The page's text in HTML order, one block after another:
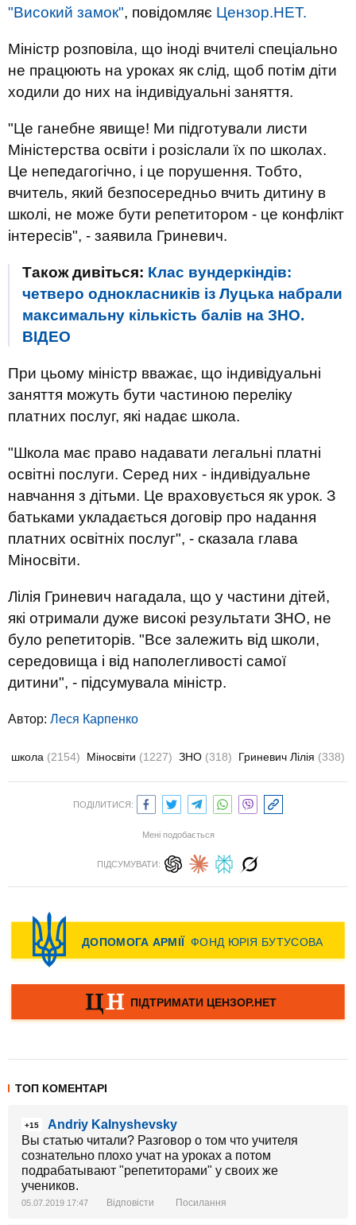
"Високий замок", повідомляє Цензор.НЕТ.
Міністр розповіла, що іноді вчителі спеціально
не працюють на уроках як слід, щоб потім діти
ходили до них на індивідуальні заняття.
"Це ганебне явище! Ми підготували листи
Міністерства освіти і розіслали їх по школах.
Це непедагогічно, і це порушення. Тобто,
вчитель, який безпосередньо вчить дитину в
школі, не може бути репетитором - це конфлікт
інтересів", - заявила Гриневич.
Також дивіться: Клас вундеркіндів:
четверо однокласників із Луцька набрали
максимальну кількість балів на ЗНО.
ВIДЕО
При цьому міністр вважає, що індивідуальні
заняття можуть бути частиною переліку
платних послуг, які надає школа.
"Школа має право надавати легальні платні
освітні послуги. Серед них - індивідуальне
навчання з дітьми. Це враховується як урок. З
батьками укладається договір про надання
платних освітніх послуг", - сказала глава
Міносвіти.
Лілія Гриневич нагадала, що у частини дітей,
які отримали дуже високі результати ЗНО, не
було репетиторів. "Все залежить від школи,
середовища і від наполегливості самої
дитини", - підсумувала міністр.
Автор: Леся Карпенко
школа (2154) Міносвіти (1227) ЗНО (318) Гриневич Лілія (338)
ПОДІЛИТИСЯ:
Мені подобається
ПІДСУМУВАТИ:
ТОП КОМЕНТАРІ
+15
Andriy Kalnyshevsky
Вы статью читали? Разговор о том что учителя
сознательно плохо учат на уроках а потом
подрабатывают "репетиторами" у своих же
учеников.
05.07.2019 17:47 Відповісти Посилання